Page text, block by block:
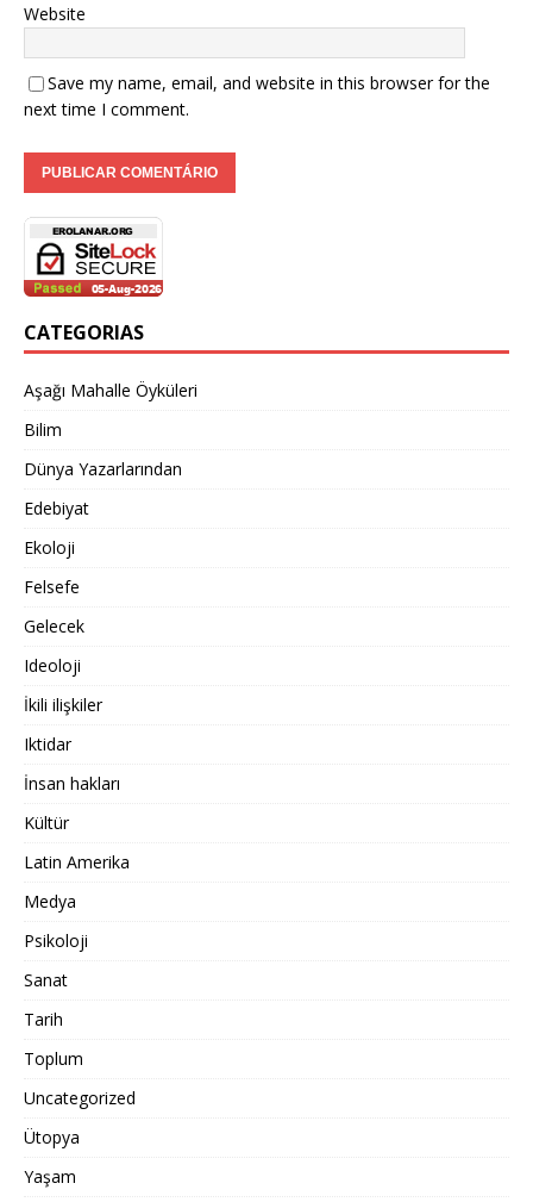
Website
Save my name, email, and website in this browser for the
next time I comment.
CATEGORIAS
Aşağı Mahalle Öyküleri
Bilim
Dünya Yazarlarından
Edebiyat
Ekoloji
Felsefe
Gelecek
Ideoloji
İkili ilişkiler
Iktidar
İnsan hakları
Kültür
Latin Amerika
Medya
Psikoloji
Sanat
Tarih
Toplum
Uncategorized
Ütopya
Yaşam